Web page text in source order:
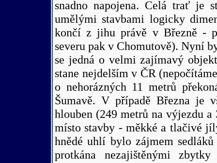
snadno napojena. Celá trať je
umělými stavbami logicky
končí z jihu právě v Březně -
severu pak v Chomutově). Nyní
se jedná o velmi zajímavý
stane nejdelším v ČR
o nehorázných 11 metrů
Šumavě. V případě Března je
hlouben (249 metrů na výjezdu
místo stavby - měkké a tlačivé
hnědé uhlí bylo zájmem
protkána nezajištěnými